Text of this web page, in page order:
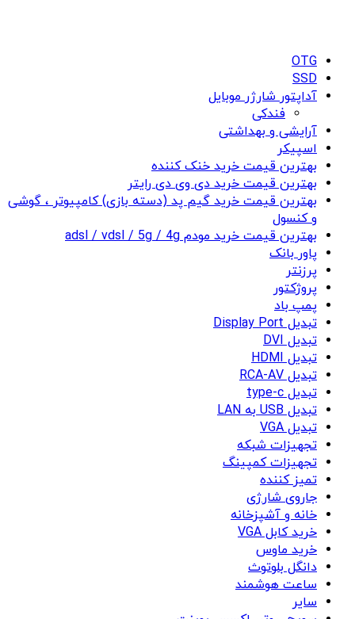
OTG
SSD
آداپتور شارژر موبایل
فندکی
آرایشی و بهداشتی
اسپیکر
بهترین قیمت خرید خنک کننده
بهترین قیمت خرید دی وی دی رایتر
بهترین قیمت خرید گیم پد (دسته بازی) کامپیوتر ، گوشی
و کنسول
بهترین قیمت خرید مودم adsl / vdsl / 5g / 4g
پاور بانک
پرزنتر
پروژکتور
پمپ باد
تبدیل Display Port
تبدیل DVI
تبدیل HDMI
تبدیل RCA-AV
تبدیل type-c
تبدیل USB به LAN
تبدیل VGA
تجهیزات شبکه
تجهیزات کمپینگ
تمیز کننده
جاروی شارژی
خانه و آشپزخانه
خرید کابل VGA
خرید ماوس
دانگل بلوتوث
ساعت هوشمند
سایر